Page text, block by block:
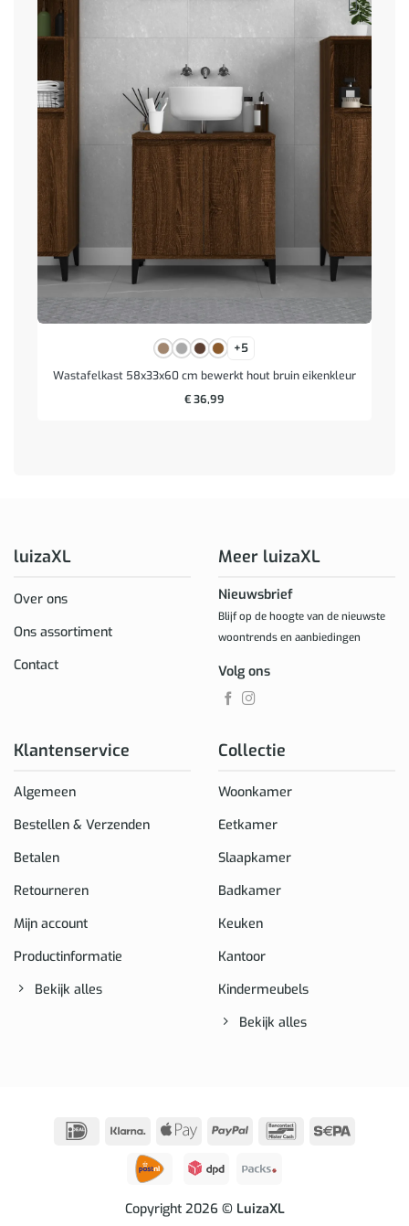
+5
Wastafelkast 58x33x60 cm bewerkt hout bruin eikenkleur
€36,99
luizaXL
Over ons
Ons assortiment
Contact
Klantenservice
Algemeen
Bestellen & Verzenden
Betalen
Retourneren
Mijn account
Productinformatie
Bekijk alles
Collectie
Woonkamer
Eetkamer
Slaapkamer
Badkamer
Keuken
Kantoor
Kindermeubels
Bekijk alles
Meer luizaXL
Nieuwsbrief
Blijf op de hoogte van de nieuwste
woontrends en aanbiedingen
Volg ons
IDeal Klarna
Apple
PayPal BancontactSepa
Copyright 2026 © LuizaXL